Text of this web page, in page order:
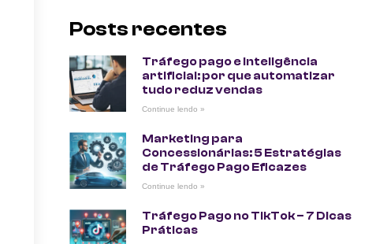
Posts recentes
Tráfego pago e inteligência
artificial: por que automatizar
tudo reduz vendas
Continue lendo »
Marketing para
Concessionárias: 5 Estratégias
de Tráfego Pago Eficazes
Continue lendo »
Tráfego Pago no TikTok – 7 Dicas
Práticas